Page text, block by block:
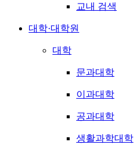
교내 검색
대학·대학원
대학
문과대학
이과대학
공과대학
생활과학대학